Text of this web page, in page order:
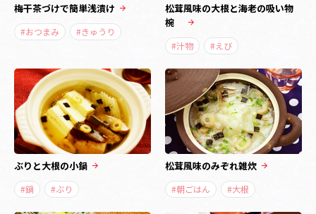
梅干茶づけで簡単浅漬け
#おつまみ #きゅうり
松茸風味の大根と海老の吸い物
椀
#汁物 #えび
ぶりと大根の小鍋
#鍋 #ぶり
松茸風味のみぞれ雑炊
#朝ごはん #大根